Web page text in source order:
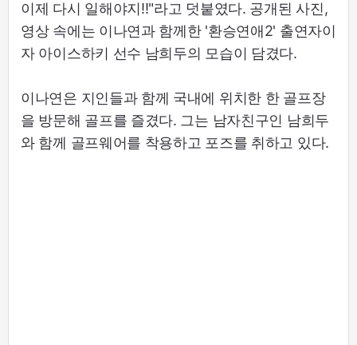
이제 다시 일해야지!!"라고 덧붙였다. 공개된 사진,
영상 속에는 이나연과 함께한 '환승연애2' 출연자이
자 아이스하키 선수 남희두의 모습이 담겼다.
이나연은 지인들과 함께 국내에 위치한 한 골프장
을 방문해 골프를 즐겼다. 그는 남자친구인 남희두
와 함께 골프웨어를 착용하고 포즈를 취하고 있다.